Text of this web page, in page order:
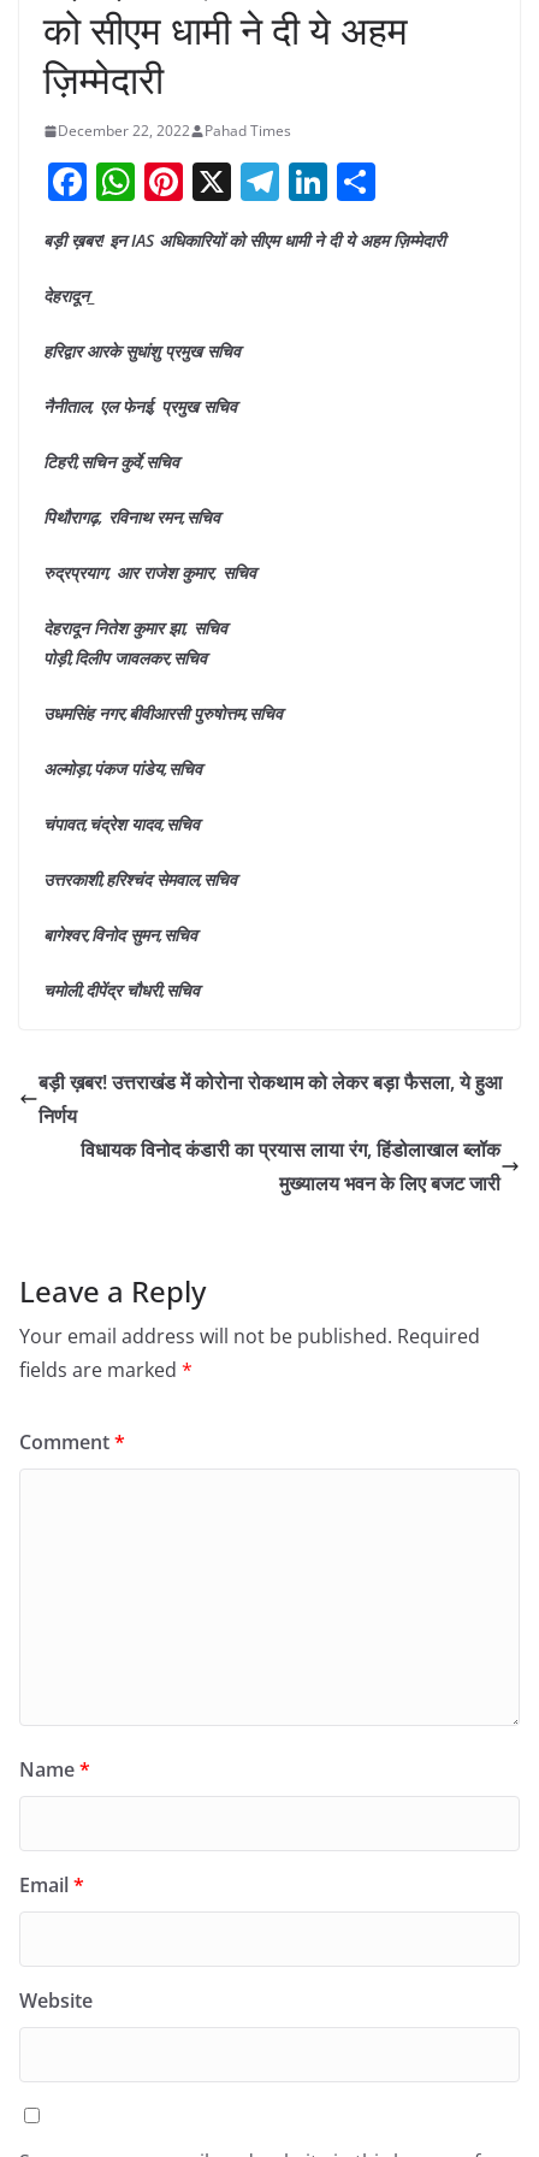
को सीएम धामी ने दी ये अहम
ज़िम्मेदारी
December 22, 2022 Pahad Times
F
c
e
b
o
o
k
W
at
A
p
p
Pi
nt
er
st
X T
el
e
Li
n
k
h
ar
बड़ी ख़बर! इन IAS अधिकारियों को सीएम धामी ने दी ये अहम ज़िम्मेदारी
देहरादून_
हरिद्वार आरके सुधांशु प्रमुख सचिव
नैनीताल, एल फेनई, प्रमुख सचिव
टिहरी,सचिन कुर्वे,सचिव
पिथौरागढ़, रविनाथ रमन,सचिव
रुद्रप्रयाग, आर राजेश कुमार, सचिव
देहरादून नितेश कुमार झा, सचिव
पोड़ी,दिलीप जावलकर,सचिव
उधमसिंह नगर,बीवीआरसी पुरुषोत्तम,सचिव
अल्मोड़ा,पंकज पांडेय,सचिव
चंपावत,चंद्रेश यादव,सचिव
उत्तरकाशी,हरिश्चंद सेमवाल,सचिव
बागेश्वर,विनोद सुमन,सचिव
चमोली,दीपेंद्र चौधरी,सचिव
बड़ी ख़बर! उत्तराखंड में कोरोना रोकथाम को लेकर बड़ा फैसला, ये हुआ
निर्णय
विधायक विनोद कंडारी का प्रयास लाया रंग, हिंडोलाखाल ब्लॉक
मुख्यालय भवन के लिए बजट जारी
Leave a Reply
Your email address will not be published. Required
fields are marked *
Comment*
Name*
Email*
Website